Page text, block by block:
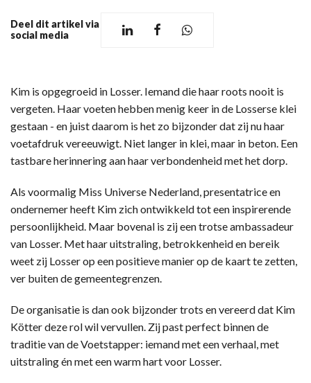
Deel dit artikel via
social media
Kim is opgegroeid in Losser. Iemand die haar roots nooit is
vergeten. Haar voeten hebben menig keer in de Losserse klei
gestaan - en juist daarom is het zo bijzonder dat zij nu haar
voetafdruk vereeuwigt. Niet langer in klei, maar in beton. Een
tastbare herinnering aan haar verbondenheid met het dorp.
Als voormalig Miss Universe Nederland, presentatrice en
ondernemer heeft Kim zich ontwikkeld tot een inspirerende
persoonlijkheid. Maar bovenal is zij een trotse ambassadeur
van Losser. Met haar uitstraling, betrokkenheid en bereik
weet zij Losser op een positieve manier op de kaart te zetten,
ver buiten de gemeentegrenzen.
De organisatie is dan ook bijzonder trots en vereerd dat Kim
Kötter deze rol wil vervullen. Zij past perfect binnen de
traditie van de Voetstapper: iemand met een verhaal, met
uitstraling én met een warm hart voor Losser.